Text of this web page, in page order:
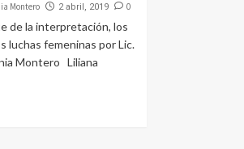
Montero 2 abril, 2019 0
de la interpretación, los
luchas femeninas por Lic.
Montero Liliana